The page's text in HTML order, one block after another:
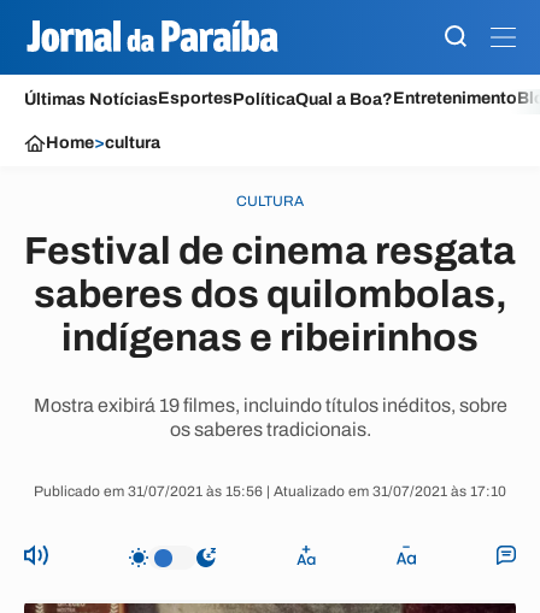
Últimas NotíciasEsportesPolíticaQual a Boa?Entretenimento
Home>cultura
CULTURA
Festival de cinema resgata
saberes dos quilombolas,
indígenas e ribeirinhos
Mostra exibirá 19 filmes, incluindo títulos inéditos, sobre
os saberes tradicionais.
Publicado em 31/07/2021 às 15:56 | Atualizado em 31/07/2021 às 17:10